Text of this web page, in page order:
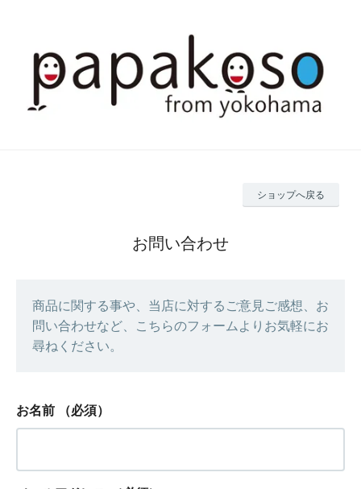
ショップへ戻る
お問い合わせ
商品に関する事や、当店に対するご意見ご感想、お
問い合わせなど、こちらのフォームよりお気軽にお
尋ねください。
お名前 （必須）